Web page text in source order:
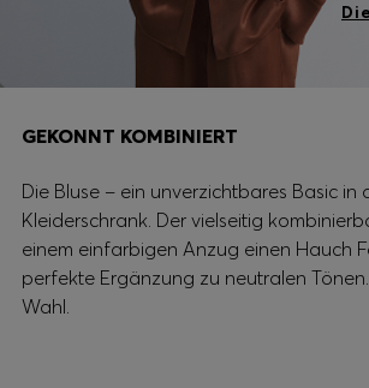
GEKONNT KOMBINIERT
Die Bluse – ein unverzichtbares Basic in
Kleiderschrank. Der vielseitig
einem einfarbigen Anzug einen Hauch
perfekte Ergänzung zu neutralen
Wahl.